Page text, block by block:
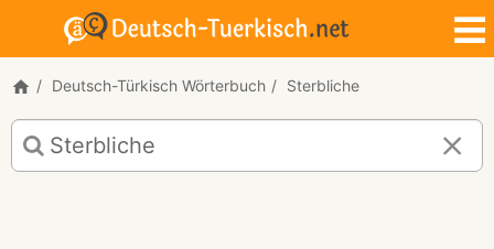
Deutsch-Türkisch Wörterbuch Sterbliche
Deutsch-
Türkisch
Übersetzung